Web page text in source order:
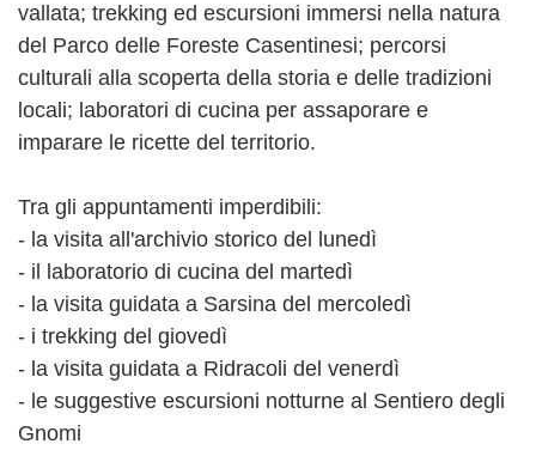
vallata; trekking ed escursioni immersi nella natura
del Parco delle Foreste Casentinesi; percorsi
culturali alla scoperta della storia e delle tradizioni
locali; laboratori di cucina per assaporare e
imparare le ricette del territorio.
Tra gli appuntamenti imperdibili:
- la visita all'archivio storico del lunedì
- il laboratorio di cucina del martedì
- la visita guidata a Sarsina del mercoledì
- i trekking del giovedì
- la visita guidata a Ridracoli del venerdì
- le suggestive escursioni notturne al Sentiero degli
Gnomi